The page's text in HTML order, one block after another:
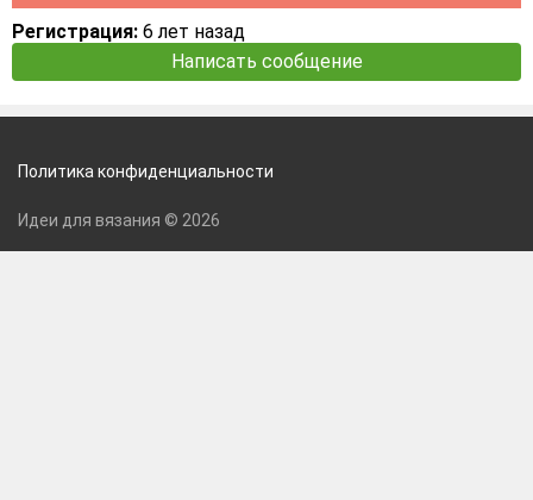
Регистрация: 6 лет назад
Написать сообщение
Политика конфиденциальности
Идеи для вязания © 2026